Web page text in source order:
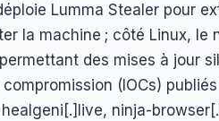
Lumma Stealer pour
la machine ; côté Linux, le
des mises à jour
(IOCs)
ninja-